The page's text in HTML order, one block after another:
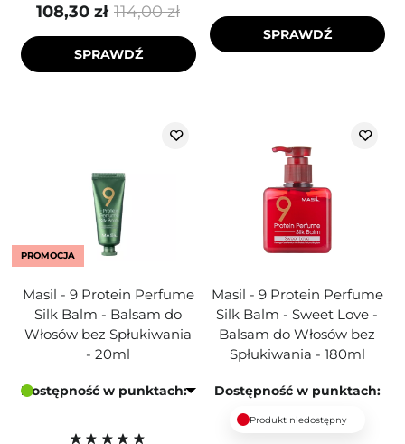
114,00 zł
108,30 zł
SPRAWDŹ
SPRAWDŹ
PROMOCJA
Masil - 9 Protein Perfume
Silk Balm - Balsam do
Włosów bez Spłukiwania
- 20ml
Dostępność w punktach:
Masil - 9 Protein Perfume
Silk Balm - Sweet Love -
Balsam do Włosów bez
Spłukiwania - 180ml
Dostępność w punktach:
Produkt niedostępny